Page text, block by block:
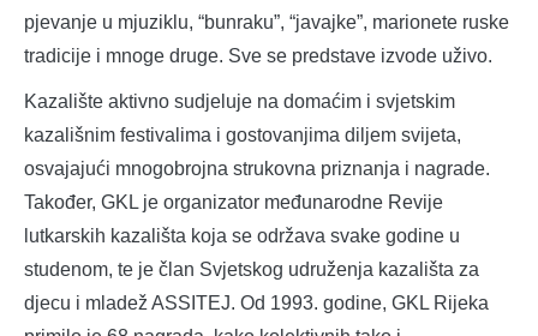
pjevanje u mjuziklu, “bunraku”, “javajke”, marionete ruske
tradicije i mnoge druge. Sve se predstave izvode uživo.
Kazalište aktivno sudjeluje na domaćim i svjetskim
kazališnim festivalima i gostovanjima diljem svijeta,
osvajajući mnogobrojna strukovna priznanja i nagrade.
Također, GKL je organizator međunarodne Revije
lutkarskih kazališta koja se održava svake godine u
studenom, te je član Svjetskog udruženja kazališta za
djecu i mladež ASSITEJ. Od 1993. godine, GKL Rijeka